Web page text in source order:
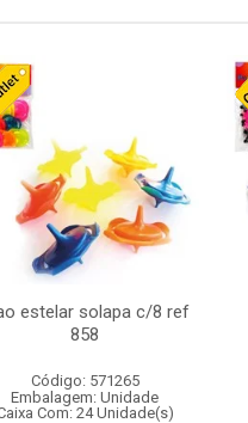
estelar solapa c/8 ref
858
Código: 571265
Embalagem: Unidade
Com: 24 Unidade(s)